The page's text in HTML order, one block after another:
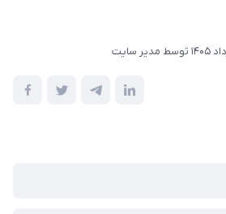
توسط مدیر سایت